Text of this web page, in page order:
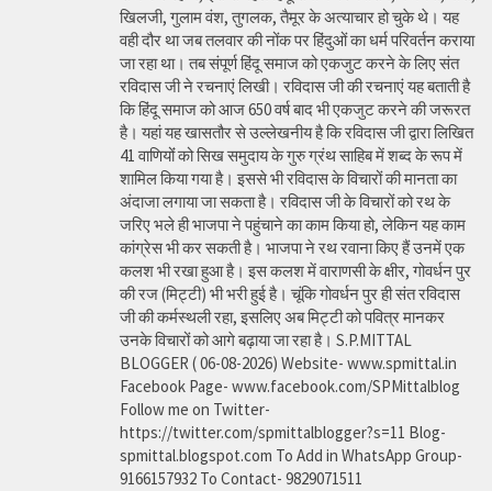
खिलजी, गुलाम वंश, तुगलक, तैमूर के अत्याचार हो चुके थे। यह
वही दौर था जब तलवार की नोंक पर हिंदुओं का धर्म परिवर्तन कराया
जा रहा था। तब संपूर्ण हिंदू समाज को एकजुट करने के लिए संत
रविदास जी ने रचनाएं लिखी। रविदास जी की रचनाएं यह बताती है
कि हिंदू समाज को आज 650 वर्ष बाद भी एकजुट करने की जरूरत
है। यहां यह खासतौर से उल्लेखनीय है कि रविदास जी द्वारा लिखित
41 वाणियोंं को सिख समुदाय के गुरु ग्रंथ साहिब में शब्द के रूप में
शामिल किया गया है। इससे भी रविदास के विचारों की मानता का
अंदाजा लगाया जा सकता है। रविदास जी के विचारों को रथ के
जरिए भले ही भाजपा ने पहुंचाने का काम किया हो, लेकिन यह काम
कांग्रेस भी कर सकती है। भाजपा ने रथ रवाना किए हैं उनमें एक
कलश भी रखा हुआ है। इस कलश में वाराणसी के क्षीर, गोवर्धन पुर
की रज (मिट्टी) भी भरी हुई है। चूंकि गोवर्धन पुर ही संत रविदास
जी की कर्मस्थली रहा, इसलिए अब मिट्टी को पवित्र मानकर
उनके विचारों को आगे बढ़ाया जा रहा है। S.P.MITTAL
BLOGGER ( 06-08-2026) Website- www.spmittal.in
Facebook Page- www.facebook.com/SPMittalblog
Follow me on Twitter-
https://twitter.com/spmittalblogger?s=11 Blog-
spmittal.blogspot.com To Add in WhatsApp Group-
9166157932 To Contact- 9829071511